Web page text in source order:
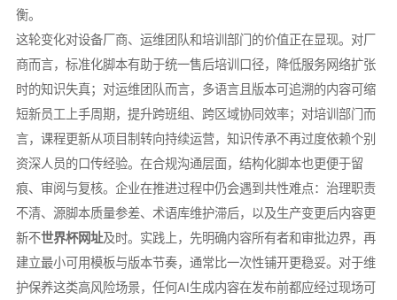
衡。
这轮变化对设备厂商、运维团队和培训部门的价值正在显现。对厂
商而言，标准化脚本有助于统一售后培训口径，降低服务网络扩张
时的知识失真；对运维团队而言，多语言且版本可追溯的内容可缩
短新员工上手周期，提升跨班组、跨区域协同效率；对培训部门而
言，课程更新从项目制转向持续运营，知识传承不再过度依赖个别
资深人员的口传经验。在合规沟通层面，结构化脚本也更便于留
痕、审阅与复核。企业在推进过程中仍会遇到共性难点：治理职责
不清、源脚本质量参差、术语库维护滞后，以及生产变更后内容更
新不世界杯网址及时。实践上，先明确内容所有者和审批边界，再
建立最小可用模板与版本节奏，通常比一次性铺开更稳妥。对于维
护保养这类高风险场景，任何AI生成内容在发布前都应经过现场可